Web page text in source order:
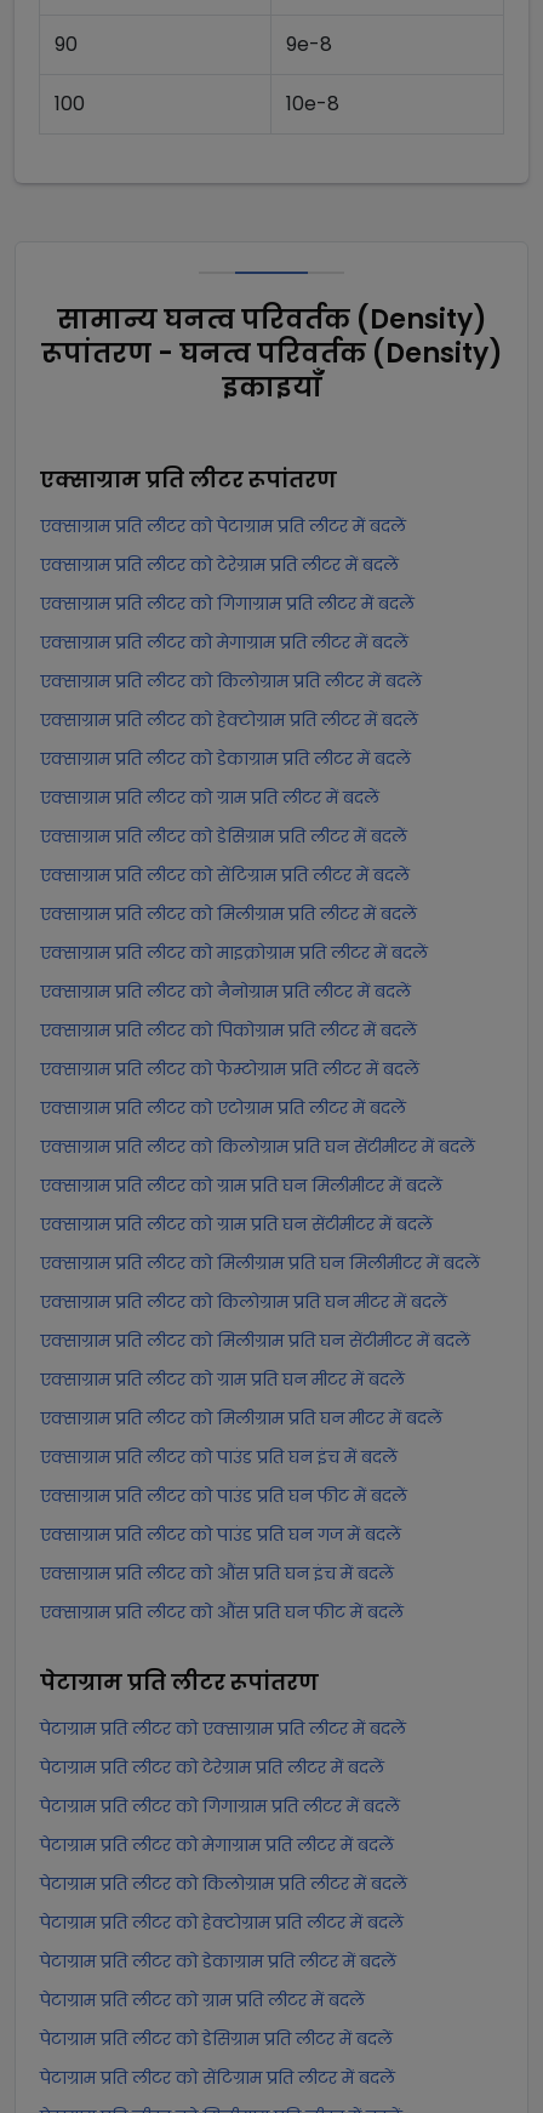
90 9e-8
100 10e-8
सामान्य घनत्व परिवर्तक (Density)
रूपांतरण - घनत्व परिवर्तक (Density)
इकाइयाँ
एक्साग्राम प्रति लीटररूपांतरण
एक्साग्राम प्रति लीटर को पेटाग्राम प्रति लीटर में बदलें
एक्साग्राम प्रति लीटर को टेरेग्राम प्रति लीटर में बदलें
एक्साग्राम प्रति लीटर को गिगाग्राम प्रति लीटर में बदलें
एक्साग्राम प्रति लीटर को मेगाग्राम प्रति लीटर में बदलें
एक्साग्राम प्रति लीटर को किलोग्राम प्रति लीटर में बदलें
एक्साग्राम प्रति लीटर को हेक्टोग्राम प्रति लीटर में बदलें
एक्साग्राम प्रति लीटर को डेकाग्राम प्रति लीटर में बदलें
एक्साग्राम प्रति लीटर को ग्राम प्रति लीटर में बदलें
एक्साग्राम प्रति लीटर को डेसिग्राम प्रति लीटर में बदलें
एक्साग्राम प्रति लीटर को सेंटिग्राम प्रति लीटर में बदलें
एक्साग्राम प्रति लीटर को मिलीग्राम प्रति लीटर में बदलें
एक्साग्राम प्रति लीटर को माइक्रोग्राम प्रति लीटर में बदलें
एक्साग्राम प्रति लीटर को नैनोग्राम प्रति लीटर में बदलें
एक्साग्राम प्रति लीटर को पिकोग्राम प्रति लीटर में बदलें
एक्साग्राम प्रति लीटर को फेम्टोग्राम प्रति लीटर में बदलें
एक्साग्राम प्रति लीटर को एटोग्राम प्रति लीटर में बदलें
एक्साग्राम प्रति लीटर को किलोग्राम प्रति घन सेंटीमीटर में बदलें
एक्साग्राम प्रति लीटर को ग्राम प्रति घन मिलीमीटर में बदलें
एक्साग्राम प्रति लीटर को ग्राम प्रति घन सेंटीमीटर में बदलें
एक्साग्राम प्रति लीटर को मिलीग्राम प्रति घन मिलीमीटर में बदलें
एक्साग्राम प्रति लीटर को किलोग्राम प्रति घन मीटर में बदलें
एक्साग्राम प्रति लीटर को मिलीग्राम प्रति घन सेंटीमीटर में बदलें
एक्साग्राम प्रति लीटर को ग्राम प्रति घन मीटर में बदलें
एक्साग्राम प्रति लीटर को मिलीग्राम प्रति घन मीटर में बदलें
एक्साग्राम प्रति लीटर को पाउंड प्रति घन इंच में बदलें
एक्साग्राम प्रति लीटर को पाउंड प्रति घन फीट में बदलें
एक्साग्राम प्रति लीटर को पाउंड प्रति घन गज में बदलें
एक्साग्राम प्रति लीटर को औंस प्रति घन इंच में बदलें
एक्साग्राम प्रति लीटर को औंस प्रति घन फीट में बदलें
पेटाग्राम प्रति लीटररूपांतरण
पेटाग्राम प्रति लीटर को एक्साग्राम प्रति लीटर में बदलें
पेटाग्राम प्रति लीटर को टेरेग्राम प्रति लीटर में बदलें
पेटाग्राम प्रति लीटर को गिगाग्राम प्रति लीटर में बदलें
पेटाग्राम प्रति लीटर को मेगाग्राम प्रति लीटर में बदलें
पेटाग्राम प्रति लीटर को किलोग्राम प्रति लीटर में बदलें
पेटाग्राम प्रति लीटर को हेक्टोग्राम प्रति लीटर में बदलें
पेटाग्राम प्रति लीटर को डेकाग्राम प्रति लीटर में बदलें
पेटाग्राम प्रति लीटर को ग्राम प्रति लीटर में बदलें
पेटाग्राम प्रति लीटर को डेसिग्राम प्रति लीटर में बदलें
पेटाग्राम प्रति लीटर को सेंटिग्राम प्रति लीटर में बदलें